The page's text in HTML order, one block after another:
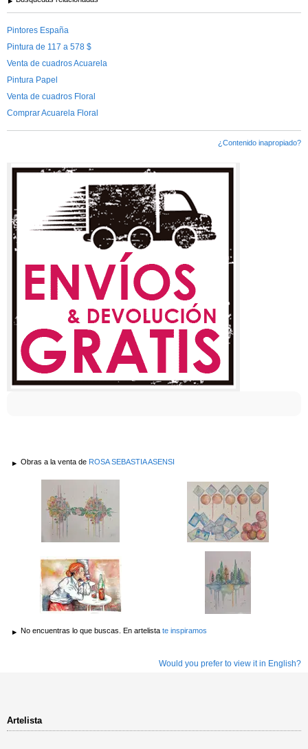
Pintores España
Pintura de 117 a 578 $
Venta de cuadros Acuarela
Pintura Papel
Venta de cuadros Floral
Comprar Acuarela Floral
¿Contenido inapropiado?
Obras a la venta de ROSA SEBASTIA ASENSI
No encuentras lo que buscas. En artelista te inspiramos
Would you prefer to view it in English?
Artelista